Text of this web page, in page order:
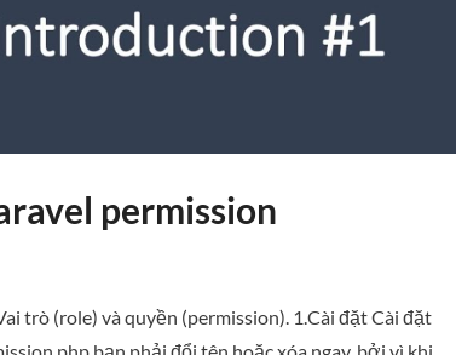
permission
trò (role) và quyền (permission). 1.Cài đặt Cài đặt